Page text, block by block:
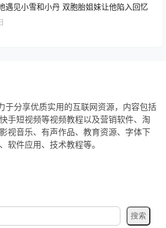
遇见小雪和小丹 双胞胎姐妹让他陷入回忆
分享优质实用的互联网资源，内容包括
手短视频等视频教程以及营销软件、淘
视音乐、有声作品、教育资源、字体下
软件应用、技术教程等。